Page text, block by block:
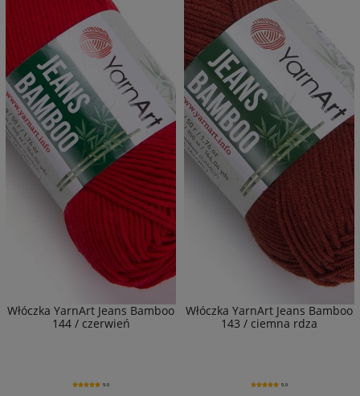
Włóczka YarnArt Jeans Bamboo
144 / czerwień
5.0
Włóczka YarnArt Jeans Bamboo
143 / ciemna rdza
5.0